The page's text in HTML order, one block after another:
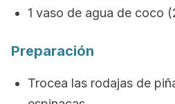
1 vaso de agua de coco
Preparación
Trocea las rodajas de